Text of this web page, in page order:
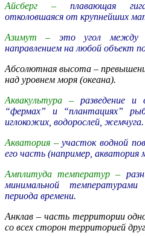
Айсберг –
плавающая
отколовшаяся от крупнейших
Азимут –
это угол между
направлением на любой объект
Абсолютная высота –
над уровнем моря (океана).
Аквакультура –
разведение и
“фермах” и “плантациях”
иглокожих, водорослей, жемчуга.
Акватория – участок водной
его часть (например, акватория
Амплитуда температур –
минимальной
периода времени.
Анклав –часть территории
со всех сторон территорией